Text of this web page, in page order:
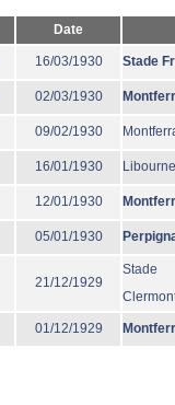
Date
16/03/1930 Stade
02/03/1930
09/02/1930
16/01/1930 Libourne
12/01/1930
05/01/1930
21/12/1929
Stade
01/12/1929